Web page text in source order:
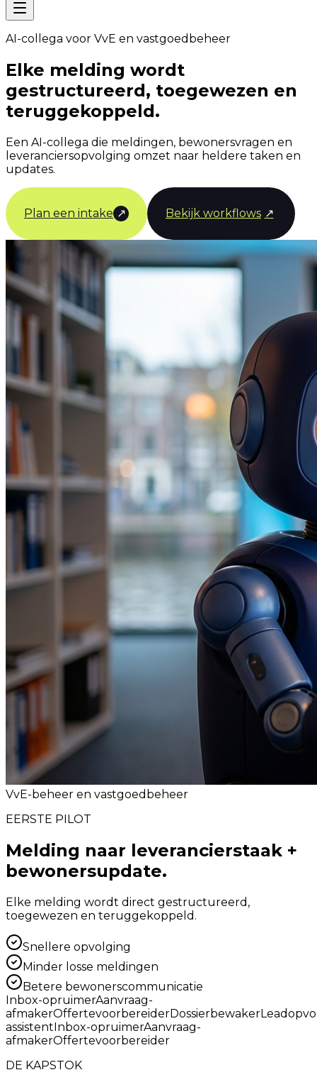
AI-collega voor VvE en vastgoedbeheer
Elke melding wordt
gestructureerd, toegewezen en
teruggekoppeld.
Een AI-collega die meldingen, bewonersvragen en
leveranciersopvolging omzet naar heldere taken en
updates.
Plan een intake ↗ Bekijk workflows ↗
VvE-beheer en vastgoedbeheer
EERSTE PILOT
Melding naar leverancierstaak +
bewonersupdate.
Elke melding wordt direct gestructureerd,
toegewezen en teruggekoppeld.
Snellere opvolging
Minder losse meldingen
Betere bewonerscommunicatie
Inbox-opruimerAanvraag-
afmakerOffertevoorbereiderDossierbewaker
assistentInbox-opruimerAanvraag-
afmakerOffertevoorbereider
DE KAPSTOK